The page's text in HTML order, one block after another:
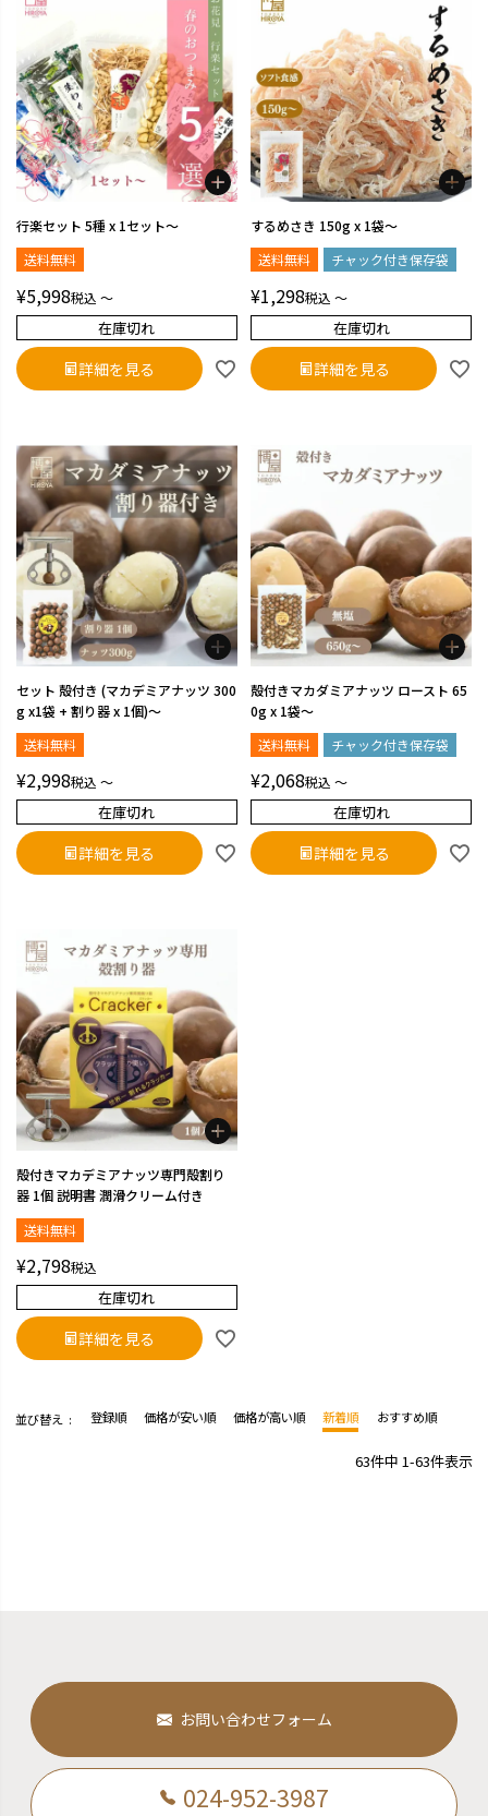
行楽セット 5種 x 1セット～
送料無料
¥5,998税込 〜
在庫切れ
詳細を見る
するめさき 150g x 1袋～
送料無料
チャック付き保存袋
¥1,298税込 〜
在庫切れ
詳細を見る
セット 殻付き (マカデミアナッツ 300
g x1袋 + 割り器 x 1個)～
送料無料
¥2,998税込 〜
在庫切れ
詳細を見る
殻付きマカダミアナッツ ロースト 65
0g x 1袋～
送料無料
チャック付き保存袋
¥2,068税込 〜
在庫切れ
詳細を見る
殻付きマカデミアナッツ専門殻割り
器 1個 説明書 潤滑クリーム付き
送料無料
¥2,798税込
在庫切れ
詳細を見る
並び替え 登録順 価格が安い順 価格が高い順 新着順 おすすめ順
63件中 1-63件表示
お問い合わせフォーム
024-952-3987